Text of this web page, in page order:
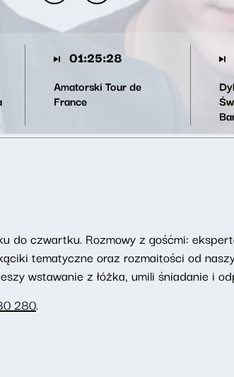
01:25:28
Amatorski Tour de
France
do czwartku. Rozmowy z gośćmi:
tematyczne oraz rozmaitości od
wstawanie z łóżka, umili śniadanie i
280.